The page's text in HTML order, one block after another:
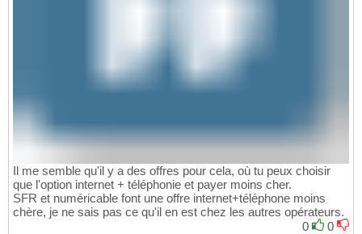
Il me semble qu'il y a des offres pour cela, où tu peux choisir
que l'option internet + téléphonie et payer moins cher.
SFR et numéricable font une offre internet+téléphone moins
chère, je ne sais pas ce qu'il en est chez les autres opérateurs.
0
0